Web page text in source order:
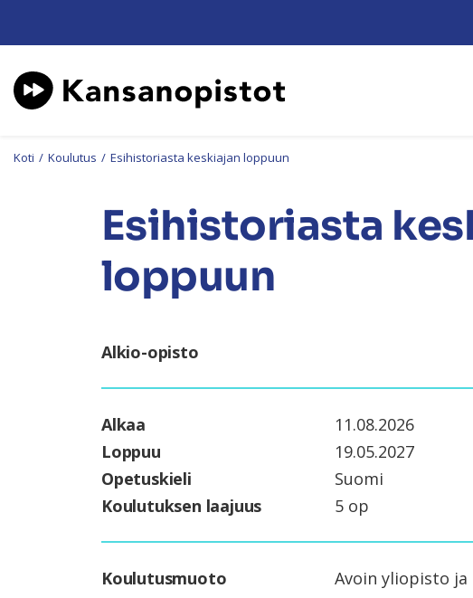
Koti / Koulutus / Esihistoriasta keskiajan loppuun
Esihistoriasta
loppuun
Alkio-opisto
Alkaa
11.08.2026
Loppuu
19.05.2027
Opetuskieli
Suomi
Koulutuksen laajuus
5 op
Koulutusmuoto
Avoin yliopisto ja